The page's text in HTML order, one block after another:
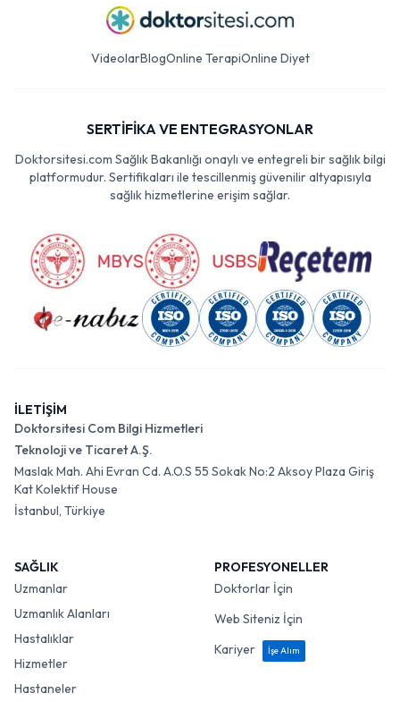
VideolarBlogOnline TerapiOnline Diyet
SERTİFİKA VE ENTEGRASYONLAR
Doktorsitesi.com Sağlık Bakanlığı onaylı ve entegreli bir sağlık bilgi
platformudur. Sertifikaları ile tescillenmiş güvenilir altyapısıyla
sağlık hizmetlerine erişim sağlar.
İLETİŞİM
Doktorsitesi Com Bilgi Hizmetleri
Teknoloji ve Ticaret A.Ş.
Maslak Mah. Ahi Evran Cd. A.O.S 55 Sokak No:2 Aksoy Plaza Giriş
Kat Kolektif House
İstanbul, Türkiye
SAĞLIK
Uzmanlar
Uzmanlık Alanları
Hastalıklar
Hizmetler
Hastaneler
PROFESYONELLER
Doktorlar İçin
Web Siteniz İçin
Kariyer
İşe Alım